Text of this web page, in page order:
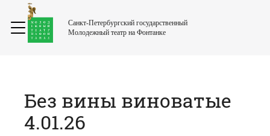
Санкт-Петербургский государственный
Молодежный театр на Фонтанке
Без вины виноватые
4.01.26